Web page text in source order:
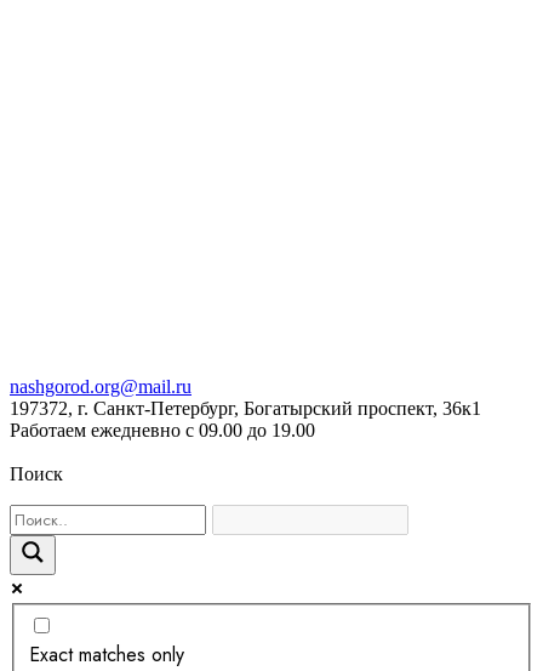
nashgorod.org@mail.ru
197372, г. Санкт-Петербург, Богатырский проспект, 36к1
Работаем ежедневно с 09.00 до 19.00
Поиск
Exact matches only